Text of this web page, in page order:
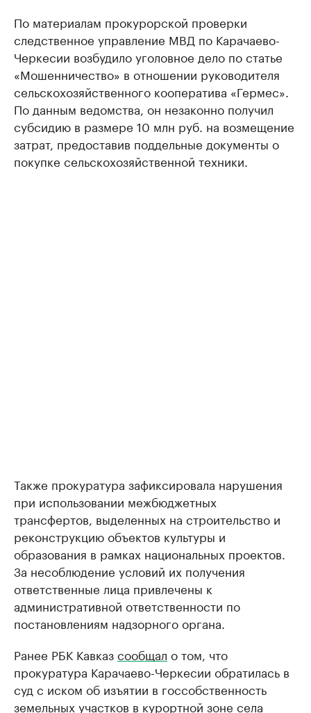
По материалам прокурорской проверки
следственное управление МВД по Карачаево-
Черкесии возбудило уголовное дело по статье
«Мошенничество» в отношении руководителя
сельскохозяйственного кооператива «Гермес».
По данным ведомства, он незаконно получил
субсидию в размере 10 млн руб. на возмещение
затрат, предоставив поддельные документы о
покупке сельскохозяйственной техники.
Также прокуратура зафиксировала нарушения
при использовании межбюджетных
трансфертов, выделенных на строительство и
реконструкцию объектов культуры и
образования в рамках национальных проектов.
За несоблюдение условий их получения
ответственные лица привлечены к
административной ответственности по
постановлениям надзорного органа.
Ранее РБК Кавказсообщал о том, что
прокуратура Карачаево-Черкесии обратилась в
суд с иском об изъятии в госсобственность
земельных участков в курортной зоне села